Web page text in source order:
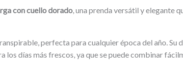
con cuello dorado, una prenda versátil y elegante
perfecta para cualquier época del año. Su
días más frescos, ya que se puede combinar